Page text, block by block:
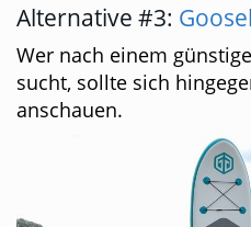
Alternative #3:
Wer nach einem
sucht, sollte sich
anschauen.